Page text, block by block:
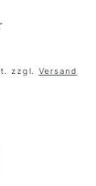
zzgl. Versand